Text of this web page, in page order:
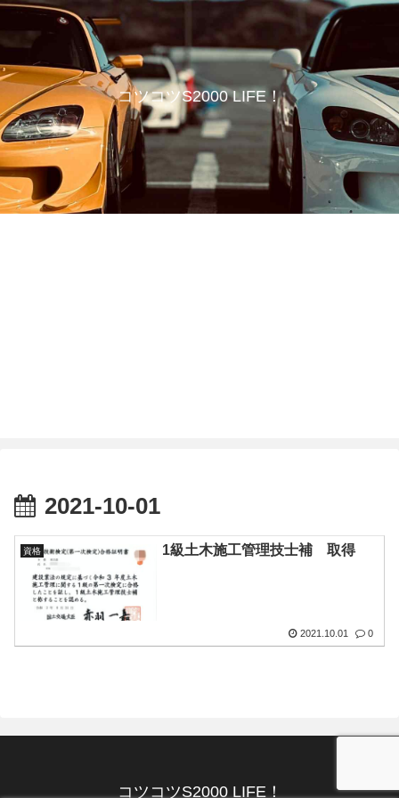
コツコツS2000 LIFE！
2021-10-01
資格 1級土木施工管理技士補 取得
2021.10.01 0
コツコツS2000 LIFE！